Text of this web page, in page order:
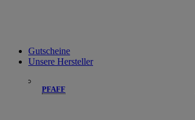
Gutscheine
Unsere Hersteller
PFAFF